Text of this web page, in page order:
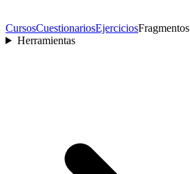
CursosCuestionariosEjerciciosFragmentos
Herramientas